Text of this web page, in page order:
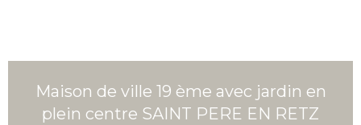
Maison de ville 19 ème avec jardin en
plein centre SAINT PERE EN RETZ